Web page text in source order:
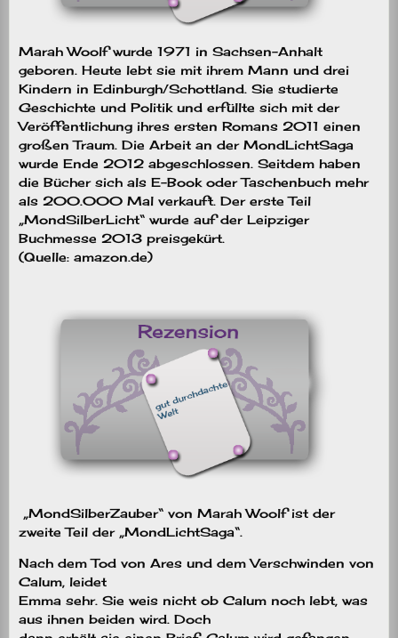
Marah Woolf wurde 1971 in Sachsen-Anhalt
geboren. Heute lebt sie mit ihrem Mann und drei
Kindern in Edinburgh/Schottland. Sie studierte
Geschichte und Politik und erfüllte sich mit der
Veröffentlichung ihres ersten Romans 2011 einen
großen Traum. Die Arbeit an der MondLichtSaga
wurde Ende 2012 abgeschlossen. Seitdem haben
die Bücher sich als E-Book oder Taschenbuch mehr
als 200.000 Mal verkauft. Der erste Teil
„MondSilberLicht“ wurde auf der Leipziger
Buchmesse 2013 preisgekürt.
(Quelle: amazon.de)
„MondSilberZauber“ von Marah Woolf ist der
zweite Teil der „MondLichtSaga“.
Nach dem Tod von Ares und dem Verschwinden von
Calum, leidet
Emma sehr. Sie weis nicht ob Calum noch lebt, was
aus ihnen beiden wird. Doch